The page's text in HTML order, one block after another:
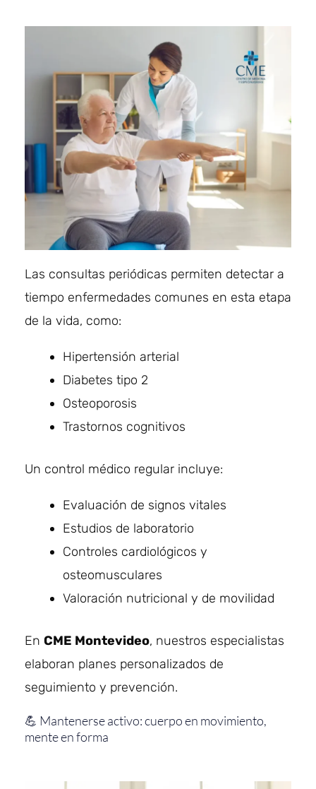
Las consultas periódicas permiten detectar a
tiempo enfermedades comunes en esta etapa
de la vida, como:
Hipertensión arterial
Diabetes tipo 2
Osteoporosis
Trastornos cognitivos
Un control médico regular incluye:
Evaluación de signos vitales
Estudios de laboratorio
Controles cardiológicos y
osteomusculares
Valoración nutricional y de movilidad
En CME Montevideo, nuestros especialistas
elaboran planes personalizados de
seguimiento y prevención.
💪 Mantenerse activo: cuerpo en movimiento,
mente en forma